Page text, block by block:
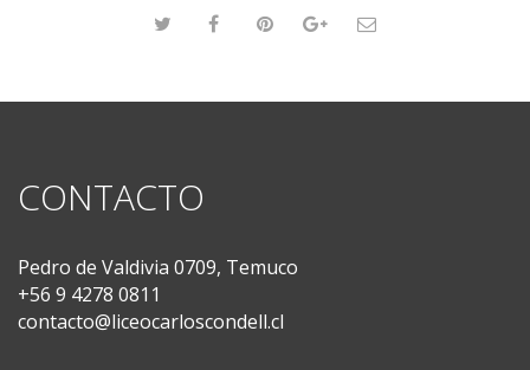
CONTACTO
Pedro de Valdivia 0709, Temuco
+56 9 4278 0811
contacto@liceocarloscondell.cl